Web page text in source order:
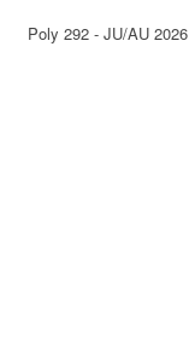
Poly 292 - JU/AU 2026